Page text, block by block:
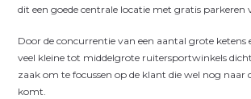
dit een goede centrale locatie met gratis parkeren
Door de concurrentie van een aantal grote ketens
veel kleine tot middelgrote ruitersportwinkels
zaak om te focussen op de klant die wel nog naar
komt.